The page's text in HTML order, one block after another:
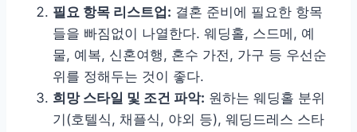
필요 항목 리스트업: 결혼 준비에 필요한 항목
들을 빠짐없이 나열한다. 웨딩홀, 스드메, 예
물, 예복, 신혼여행, 혼수 가전, 가구 등 우선순
위를 정해두는 것이 좋다.
희망 스타일 및 조건 파악: 원하는 웨딩홀 분위
기(호텔식, 채플식, 야외 등), 웨딩드레스 스타